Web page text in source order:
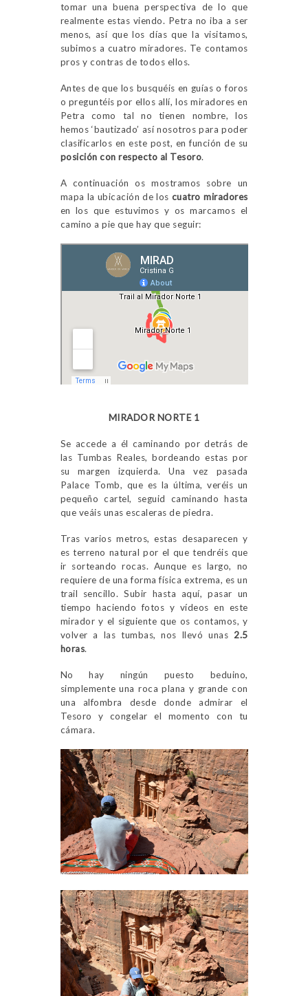
tomar una buena perspectiva de lo que
realmente estas viendo. Petra no iba a ser
menos, así que los días que la visitamos,
subimos a cuatro miradores. Te contamos
pros y contras de todos ellos.
Antes de que los busquéis en guías o foros
o preguntéis por ellos allí, los miradores en
Petra como tal no tienen nombre, los
hemos ‘bautizado’ así nosotros para poder
clasificarlos en este post, en función de su
posición con respecto al Tesoro.
A continuación os mostramos sobre un
mapa la ubicación de los cuatro miradores
en los que estuvimos y os marcamos el
camino a pie que hay que seguir:
MIRADOR NORTE 1
Se accede a él caminando por detrás de
las Tumbas Reales, bordeando estas por
su margen izquierda. Una vez pasada
Palace Tomb, que es la última, veréis un
pequeño cartel, seguid caminando hasta
que veáis unas escaleras de piedra.
Tras varios metros, estas desaparecen y
es terreno natural por el que tendréis que
ir sorteando rocas. Aunque es largo, no
requiere de una forma física extrema, es un
trail sencillo. Subir hasta aquí, pasar un
tiempo haciendo fotos y vídeos en este
mirador y el siguiente que os contamos, y
volver a las tumbas, nos llevó unas 2.5
horas.
No hay ningún puesto beduino,
simplemente una roca plana y grande con
una alfombra desde donde admirar el
Tesoro y congelar el momento con tu
cámara.